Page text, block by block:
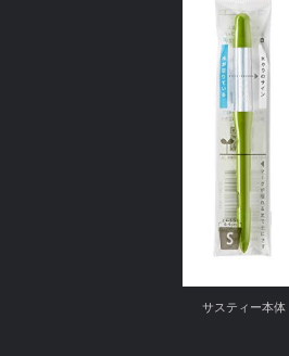
サスティー本体